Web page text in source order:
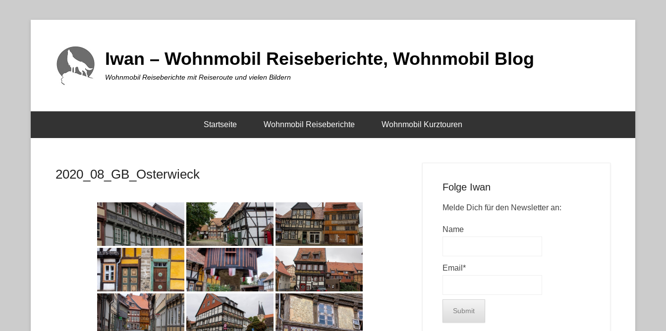
Iwan – Wohnmobil Reiseberichte, Wohnmobil Blog
Wohnmobil Reiseberichte mit Reiseroute und vielen Bildern
Startseite Wohnmobil Reiseberichte Wohnmobil Kurztouren
2020_08_GB_Osterwieck
Folge Iwan
Melde Dich für den Newsletter an:
Name
Email*